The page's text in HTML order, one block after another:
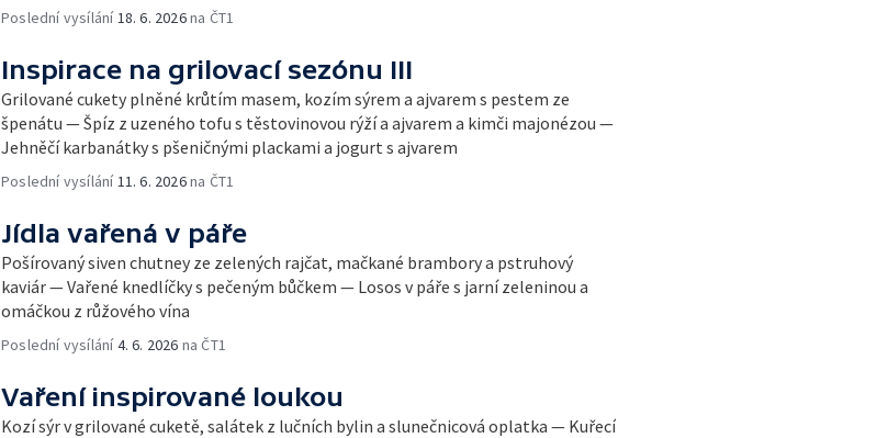
Poslední vysílání18. 6. 2026na ČT1
Inspirace na grilovací sezónu III
Grilované cukety plněné krůtím masem, kozím sýrem a ajvarem s pestem ze
špenátu — Špíz z uzeného tofu s těstovinovou rýží a ajvarem a kimči majonézou —
Jehněčí karbanátky s pšeničnými plackami a jogurt s ajvarem
Poslední vysílání11. 6. 2026na ČT1
Jídla vařená v páře
Pošírovaný siven chutney ze zelených rajčat, mačkané brambory a pstruhový
kaviár — Vařené knedlíčky s pečeným bůčkem — Losos v páře s jarní zeleninou a
omáčkou z růžového vína
Poslední vysílání4. 6. 2026 na ČT1
Vaření inspirované loukou
Kozí sýr v grilované cuketě, salátek z lučních bylin a slunečnicová oplatka — Kuřecí